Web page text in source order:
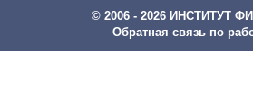
© 2006 - 2026 ИНСТИТУТ
Обратная связь по